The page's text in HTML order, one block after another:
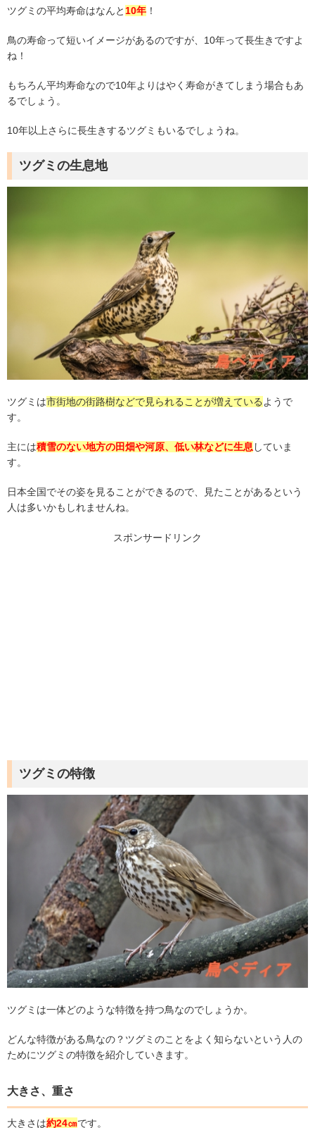
ツグミの平均寿命はなんと 10年 ！
鳥の寿命って短いイメージがあるのですが、10年って長生きですよ
ね！
もちろん平均寿命なので10年よりはやく寿命がきてしまう場合もあ
るでしょう。
10年以上さらに長生きするツグミもいるでしょうね。
ツグミの生息地
ツグミは市街地の街路樹などで見られることが増えている ようで
す。
主には積雪のない地方の田畑や河原、低い林などに生息 していま
す。
日本全国でその姿を見ることができるので、見たことがあるという
人は多いかもしれませんね。
スポンサードリンク
ツグミの特徴
ツグミは一体どのような特徴を持つ鳥なのでしょうか。
どんな特徴がある鳥なの？ツグミのことをよく知らないという人の
ためにツグミの特徴を紹介していきます。
大きさ、重さ
大きさは約24㎝です。